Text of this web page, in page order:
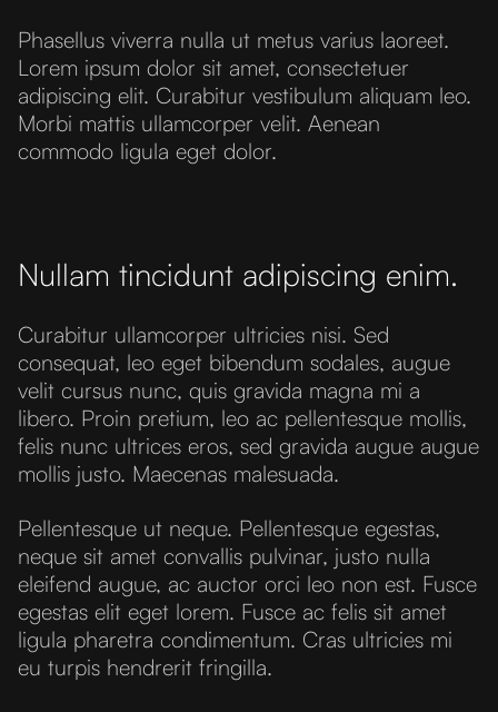
Phasellus viverra nulla ut metus varius laoreet.
Lorem ipsum dolor sit amet, consectetuer
adipiscing elit. Curabitur vestibulum aliquam leo.
Morbi mattis ullamcorper velit. Aenean
commodo ligula eget dolor.
Nullam tincidunt adipiscing enim.
Curabitur ullamcorper ultricies nisi. Sed
consequat, leo eget bibendum sodales, augue
velit cursus nunc, quis gravida magna mi a
libero. Proin pretium, leo ac pellentesque mollis,
felis nunc ultrices eros, sed gravida augue augue
mollis justo. Maecenas malesuada.
Pellentesque ut neque. Pellentesque egestas,
neque sit amet convallis pulvinar, justo nulla
eleifend augue, ac auctor orci leo non est. Fusce
egestas elit eget lorem. Fusce ac felis sit amet
ligula pharetra condimentum. Cras ultricies mi
eu turpis hendrerit fringilla.